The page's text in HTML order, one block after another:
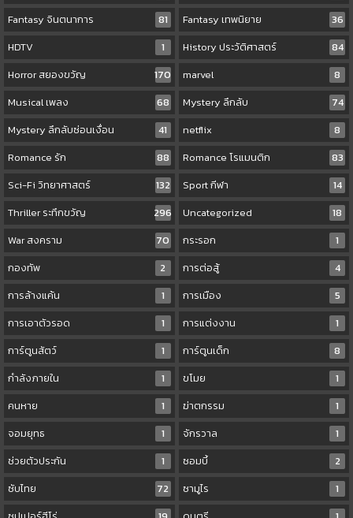
Fantasy จินตนาการ
81 Fantasy เทพนิยาย
36
HDTV
1 History ประวัติศาสตร์
84
Horror สยองขวัญ
170 marvel
8
Musical เพลง
68 Mystery ลึกลับ
74
Mystery ลึกลับซ่อนเงื่อน
41 netflix
8
Romance รัก
88 Romance โรแมนติก
83
Sci-Fi วิทยาศาสตร์
132 Sport กีฬา
14
Thriller ระทึกขวัญ
296 Uncategorized
18
War สงคราม
70 กระรอก
1
กองทัพ
2 การต่อสู้
4
การล้างแค้น
1 การเมือง
5
การเอาตัวรอด
1 การแต่งงาน
1
การ์ตูนสัตว์
1 การ์ตูนเด็ก
8
กำลังภายใน
1 ขโมย
1
คนหาย
1 ฆ่าตกรรม
1
จอมยุทธ
1 จักรวาล
1
ช่วยตัวประกัน
1 ซอมบี้
2
ซับไทย
72 ซามูไร
1